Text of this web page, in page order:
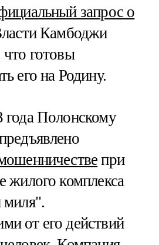
запрос о
Камбоджи
готовы
его на Родину.
года Полонскому
при
жилого комплекса
миля".
от его действий